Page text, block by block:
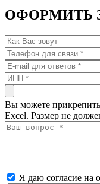
ОФОРМИТЬ
Вы можете
Excel. Размер не
Я даю согласие на